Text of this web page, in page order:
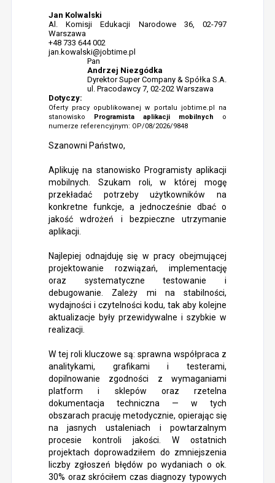
Jan Kolwalski
Al. Komisji Edukacji Narodowe 36, 02-797
Warszawa
+48 733 644 002
jan.kowalski@jobtime.pl
Pan
Andrzej Niezgódka
Dyrektor Super Company & Spółka S.A.
ul. Pracodawcy 7, 02-202 Warszawa
Dotyczy:
Oferty pracy opublikowanej w portalu jobtime.pl na
stanowisko Programista aplikacji mobilnych o
numerze referencyjnym: OP/08/2026/9848
Szanowni Państwo,
Aplikuję na stanowisko Programisty aplikacji
mobilnych. Szukam roli, w której mogę
przekładać potrzeby użytkowników na
konkretne funkcje, a jednocześnie dbać o
jakość wdrożeń i bezpieczne utrzymanie
aplikacji.
Najlepiej odnajduję się w pracy obejmującej
projektowanie rozwiązań, implementację
oraz systematyczne testowanie i
debugowanie. Zależy mi na stabilności,
wydajności i czytelności kodu, tak aby kolejne
aktualizacje były przewidywalne i szybkie w
realizacji.
W tej roli kluczowe są: sprawna współpraca z
analitykami, grafikami i testerami,
dopilnowanie zgodności z wymaganiami
platform i sklepów oraz rzetelna
dokumentacja techniczna — w tych
obszarach pracuję metodycznie, opierając się
na jasnych ustaleniach i powtarzalnym
procesie kontroli jakości. W ostatnich
projektach doprowadziłem do zmniejszenia
liczby zgłoszeń błędów po wydaniach o ok.
30% oraz skróciłem czas diagnozy typowych